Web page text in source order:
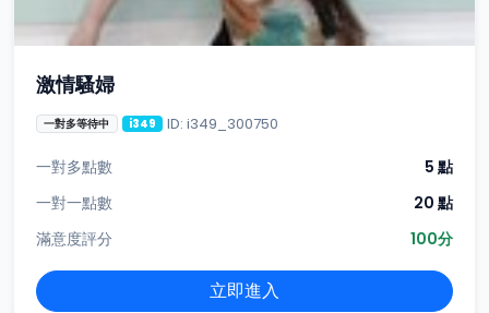
激情騷婦
一對多等待中 i349 ID: i349_300750
一對多點數
5 點
一對一點數
20 點
滿意度評分
100分
立即進入